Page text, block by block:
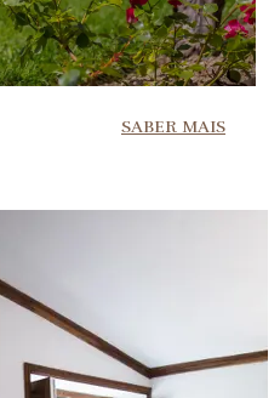
SABER MAIS